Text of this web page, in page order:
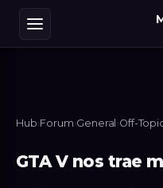
Hub›Forum›General ›Off-
GTA V nos trae